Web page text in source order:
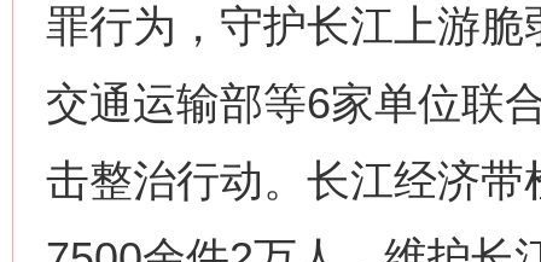
罪行为，守护长江上游
交通运输部等6家单位联
击整治行动。长江经济